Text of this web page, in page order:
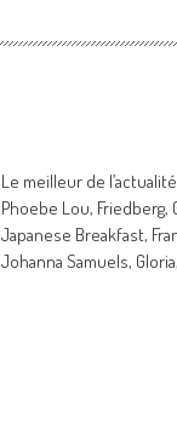
Le meilleur de
Phoebe Lou, Friedberg,
Japanese Breakfast,
Johanna Samuels,